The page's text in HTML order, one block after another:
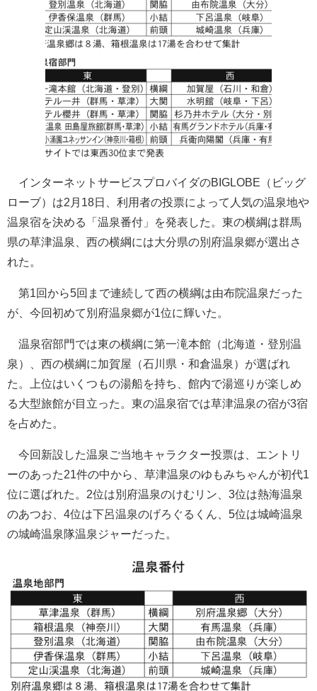
インターネットサービスプロバイダのBIGLOBE（ビッグ
ローブ）は2月18日、利用者の投票によって人気の温泉地や
温泉宿を決める「温泉番付」を発表した。東の横綱は群馬
県の草津温泉、西の横綱には大分県の別府温泉郷が選出さ
れた。
第1回から5回まで連続して西の横綱は由布院温泉だった
が、今回初めて別府温泉郷が1位に輝いた。
温泉宿部門では東の横綱に第一滝本館（北海道・登別温
泉）、西の横綱に加賀屋（石川県・和倉温泉）が選ばれ
た。上位はいくつもの湯船を持ち、館内で湯巡りが楽しめ
る大型旅館が目立った。東の温泉宿では草津温泉の宿が3宿
を占めた。
今回新設した温泉ご当地キャラクター投票は、エントリ
ーのあった21件の中から、草津温泉のゆもみちゃんが初代1
位に選ばれた。2位は別府温泉のけむリン、3位は熱海温泉
のあつお、4位は下呂温泉のげろぐるくん、5位は城崎温泉
の城崎温泉隊温泉ジャーだった。